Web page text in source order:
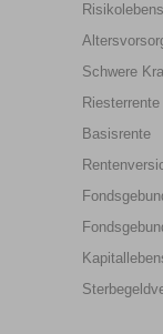
Schwere
Riesterrente
Basisrente